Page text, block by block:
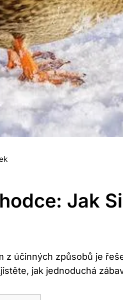
Jak
účinných způsobů je
jak jednoduchá